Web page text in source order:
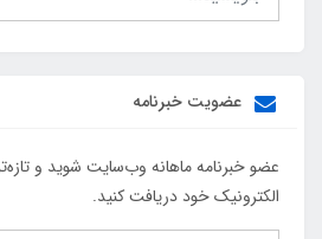
عضویت خبرنامه
عضو خبرنامه ماهانه وب‌سایت شوید و
الکترونیک خود دریافت کنید.